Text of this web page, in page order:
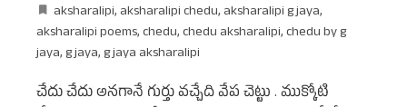
aksharalipi, aksharalipi chedu, aksharalipi g jaya,
aksharalipi poems,chedu,chedu aksharalipi,chedu by g
jaya, g jaya, g jaya aksharalipi
చేదు చేదు అనగానే గుర్తు వచ్చేది వేప చెట్టు . ముక్కోటి